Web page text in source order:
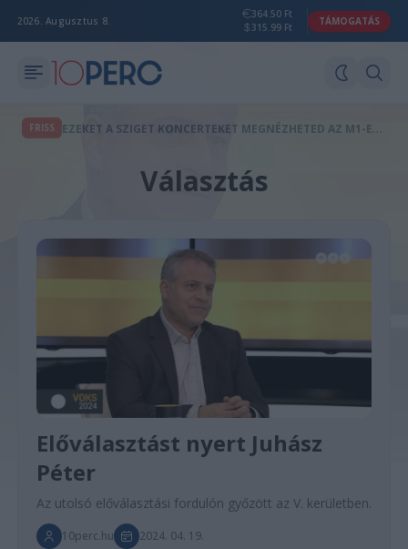
2026. Augusztus 8.
364.50 Ft
315.99 Ft
TÁMOGATÁS
FRISS E
ZEKET A SZIGET KONCERTEKET MEGNÉZHETED AZ M1-EN IS
Választás
Előválasztást nyert Juhász
Péter
Az utolsó előválasztási fordulón győzött az V. kerületben.
10perc.hu 2024. 04. 19.